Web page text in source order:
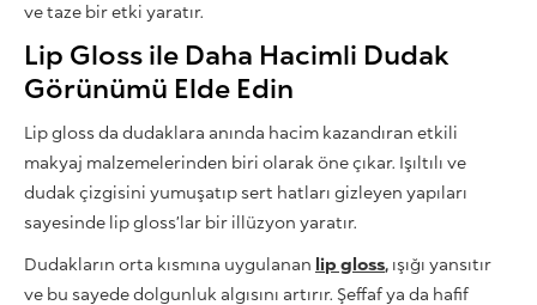
ve taze bir etki yaratır.
Lip Gloss ile Daha Hacimli Dudak
Görünümü Elde Edin
Lip gloss da dudaklara anında hacim kazandıran etkili
makyaj malzemelerinden biri olarak öne çıkar. Işıltılı ve
dudak çizgisini yumuşatıp sert hatları gizleyen yapıları
sayesinde lip gloss’lar bir illüzyon yaratır.
Dudakların orta kısmına uygulanan lip gloss, ışığı yansıtır
ve bu sayede dolgunluk algısını artırır. Şeffaf ya da hafif